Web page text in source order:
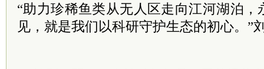
“助力珍稀鱼类从无人区走向江河湖泊
见，就是我们以科研守护生态的初心。”